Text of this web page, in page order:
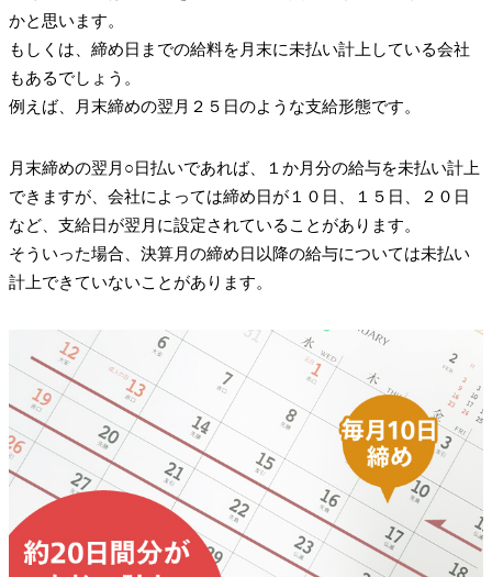
かと思います。
もしくは、締め日までの給料を月末に未払い計上している会社
もあるでしょう。
例えば、月末締めの翌月２５日のような支給形態です。
月末締めの翌月○日払いであれば、１か月分の給与を未払い計上
できますが、会社によっては締め日が１０日、１５日、２０日
など、支給日が翌月に設定されていることがあります。
そういった場合、決算月の締め日以降の給与については未払い
計上できていないことがあります。